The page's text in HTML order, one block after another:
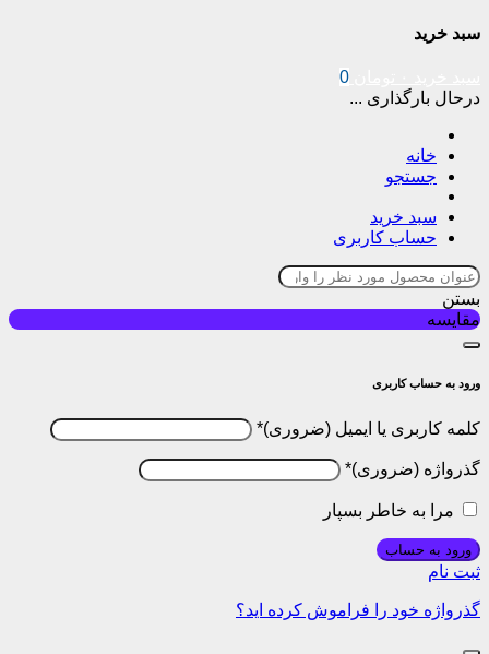
سبد خرید
0
درحال بارگذاری ...
خانه
جستجو
سبد خرید
حساب کاربری
بستن
مقایسه
ورود به حساب کاربری
کلمه کاربری یا ایمیل *
گذرواژه *
مرا به خاطر بسپار
ورود به حساب
ثبت نام
گذرواژه خود را فراموش کرده اید؟